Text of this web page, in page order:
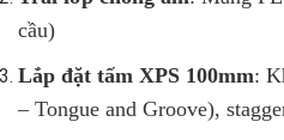
cầu)
Lắp đặt tấm XPS 100mm:
– Tongue and Groove),